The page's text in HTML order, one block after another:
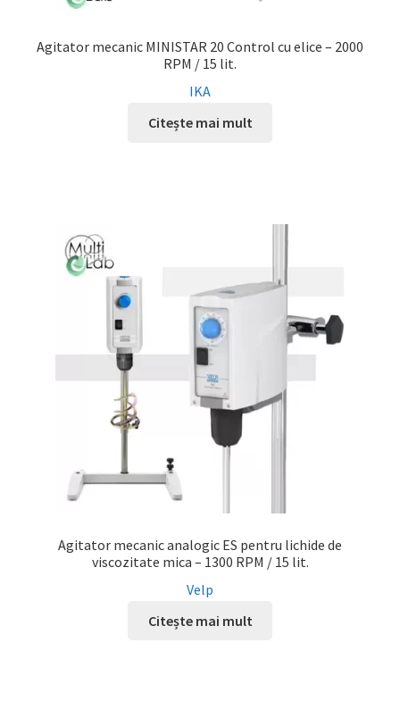
Agitator mecanic MINISTAR 20 Control cu elice – 2000
RPM / 15 lit.
IKA
Citește mai mult
Agitator mecanic analogic ES pentru lichide de
viscozitate mica – 1300 RPM / 15 lit.
Velp
Citește mai mult